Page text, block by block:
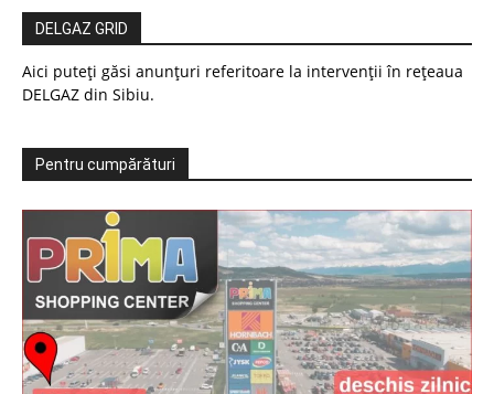
DELGAZ GRID
Aici puteți găsi anunțuri referitoare la intervenții în rețeaua
DELGAZ din Sibiu.
Pentru cumpărături